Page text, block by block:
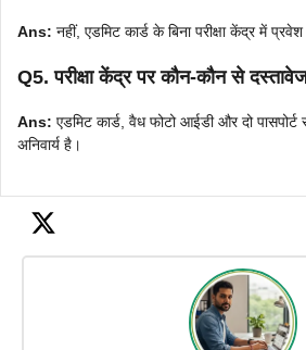
Ans: नहीं, एडमिट कार्ड के बिना परीक्षा केंद्र में प्रवेश
Q5. परीक्षा केंद्र पर कौन-कौन से
Ans: एडमिट कार्ड, वैध फोटो आईडी और दो
अनिवार्य है।